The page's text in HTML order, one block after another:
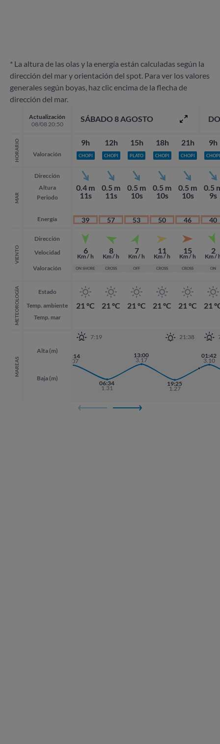
* La altura de las olas y la energía están calculadas según la
dirección del mar y orientación del spot. Para ver los valores
generales según boyas, haz clic encima de la flecha de
dirección del mar.
Actualización
08/08 20:50
HORARIO Valoración
MAR
Dirección
Altura
Periodo
Energía
VIENTO
Dirección
Velocidad
Valoración
METEOROLOGÍA
Estado
Temp. ambiente
Temp. mar
MAREAS
Alta (m)
Baja (m)
SÁBADO 8 AGOSTO
9h
CHOPI
0.4 m
11s
39
6
Km / h
ON SHORE
21 ºC
12h
CHOPI
0.5 m
11s
57
8
Km / h
CROSS
21 ºC
15h
PLATO
0.5 m
10s
53
7
Km / h
OFF
21 ºC
18h
CHOPI
0.5 m
10s
50
11
Km / h
CROSS
21 ºC
21h
CHOPI
0.5 m
10s
46
15
Km / h
CROSS
21 ºC
7:19 21:38
17:55
00:14
3.07
06:34
1.31
13:00
3.17
19:25
1.27
01:42
3.10
9h
CHOPI
0.5
9s
40
2
Km /
ON
21
19:25
1.27
01:42
3.10